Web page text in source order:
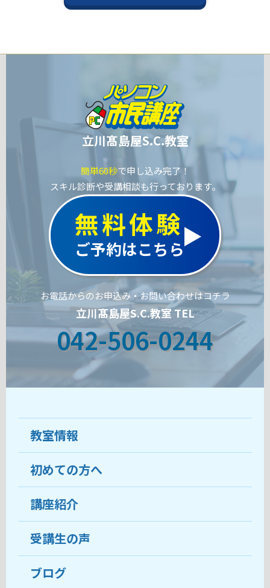
立川髙島屋S.C.教室
簡単60秒で申し込み完了！
スキル診断や受講相談も行っております。
無料体験
ご予約はこちら
お電話からのお申込み・お問い合わせはコチラ
立川髙島屋S.C.教室 TEL
042-506-0244
教室情報
教室について
受講生の声
おすすめ・人気の講座
目的から講座を探す
初めての方へ
ココがおすすめ
料金
受講までの流れ
講座紹介
受講生の声
ブログ